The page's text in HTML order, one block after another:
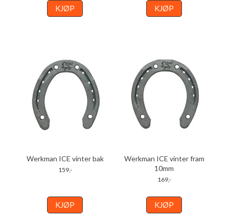
KJØP KJØP
Werkman ICE vinter bak
159,-
KJØP
Werkman ICE vinter fram
10mm
169,-
KJØP